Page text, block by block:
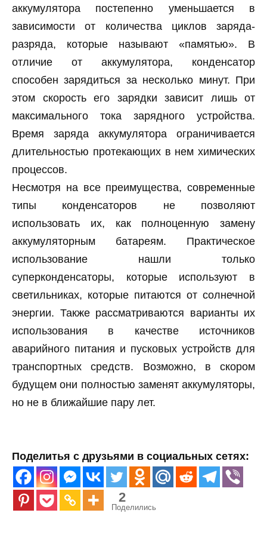
аккумулятора постепенно уменьшается в
зависимости от количества циклов заряда-
разряда, которые называют «памятью». В
отличие от аккумулятора, конденсатор
способен зарядиться за несколько минут. При
этом скорость его зарядки зависит лишь от
максимального тока зарядного устройства.
Время заряда аккумулятора ограничивается
длительностью протекающих в нем химических
процессов.
Несмотря на все преимущества, современные
типы конденсаторов не позволяют
использовать их, как полноценную замену
аккумуляторным батареям. Практическое
использование нашли только
суперконденсаторы, которые используют в
светильниках, которые питаются от солнечной
энергии. Также рассматриваются варианты их
использования в качестве источников
аварийного питания и пусковых устройств для
транспортных средств. Возможно, в скором
будущем они полностью заменят аккумуляторы,
но не в ближайшие пару лет.
Поделитья с друзьями в социальных сетях:
2
Поделились